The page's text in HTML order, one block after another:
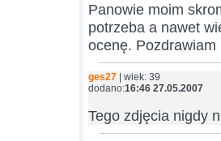
Panowie moim
potrzeba a nawet
ocenę. Pozdrawiam
ges27 | wiek: 39
dodano:16:46 27.05.2007
Tego zdjęcia nigdy